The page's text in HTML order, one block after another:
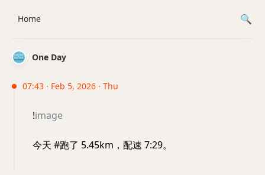
One Day
07:43 · Feb 5, 2026 · Thu
!image
今天 #跑了 5.45km，配速 7:29。
Home